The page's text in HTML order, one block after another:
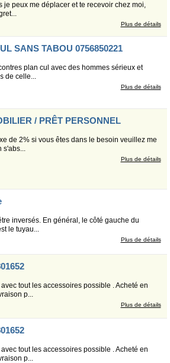
peux me déplacer et te recevoir chez moi,
Plus de détails
SANS TABOU 0756850221
plan cul avec des hommes sérieux et
de celle...
Plus de détails
/ PRÊT PERSONNEL
de 2% si vous êtes dans le besoin veuillez me
s'abs...
Plus de détails
inversés. En général, le côté gauche du
le tuyau...
Plus de détails
tout les accessoires possible . Acheté en
p...
Plus de détails
tout les accessoires possible . Acheté en
p...